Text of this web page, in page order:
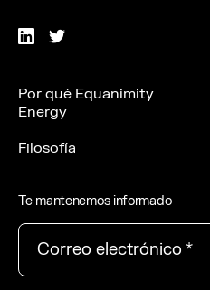
Por qué Equanimity
Energy
Filosofía
Te mantenemos informado
Correo electrónico *